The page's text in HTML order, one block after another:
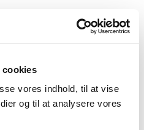
cookies
vores indhold, til at vise
og til at analysere vores